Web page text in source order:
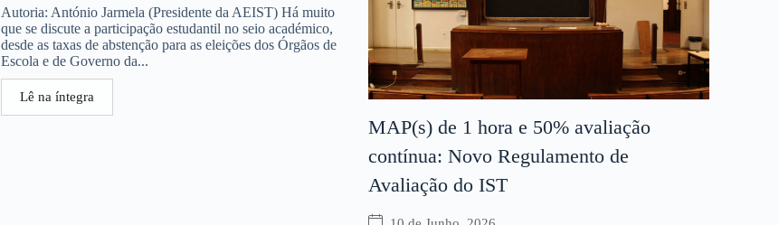
Autoria: António Jarmela (Presidente da AEIST) Há muito
que se discute a participação estudantil no seio académico,
desde as taxas de abstenção para as eleições dos Órgãos de
Escola e de Governo da...
Lê na íntegra
MAP(s) de 1 hora e 50% avaliação
contínua: Novo Regulamento de
Avaliação do IST